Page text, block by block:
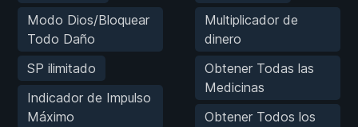
Modo Dios/Bloquear
Todo Daño
SP ilimitado
Indicador de Impulso
Máximo
Multiplicador de
dinero
Obtener Todas las
Medicinas
Obtener Todos los